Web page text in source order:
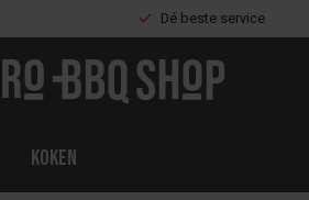
Dé beste service
Koken